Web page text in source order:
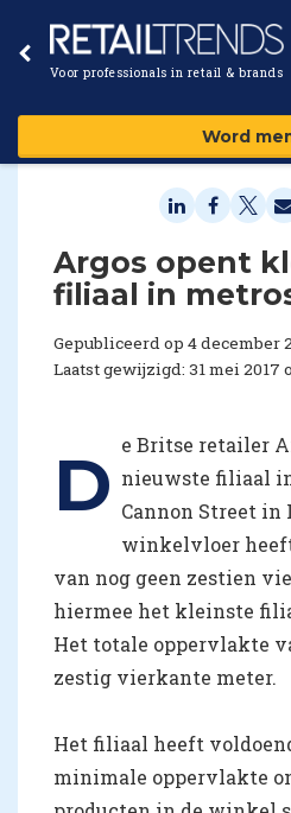
Voor professionals in retail & brands
Word
Argos opent
filiaal in
Gepubliceerd op 4 december
Laatst gewijzigd: 31 mei 2017
D e Britse retailer
nieuwste filiaal
Cannon Street in
winkelvloer
van nog geen zestien
hiermee het kleinste
Het totale oppervlakte
zestig vierkante meter.
Het filiaal heeft
minimale oppervlakte